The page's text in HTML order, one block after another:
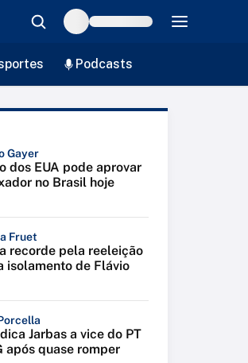
Podcasts
Gayer
dos EUA pode aprovar
no Brasil hoje
Fruet
recorde pela reeleição
isolamento de Flávio
Jarbas a vice do PT
após quase romper